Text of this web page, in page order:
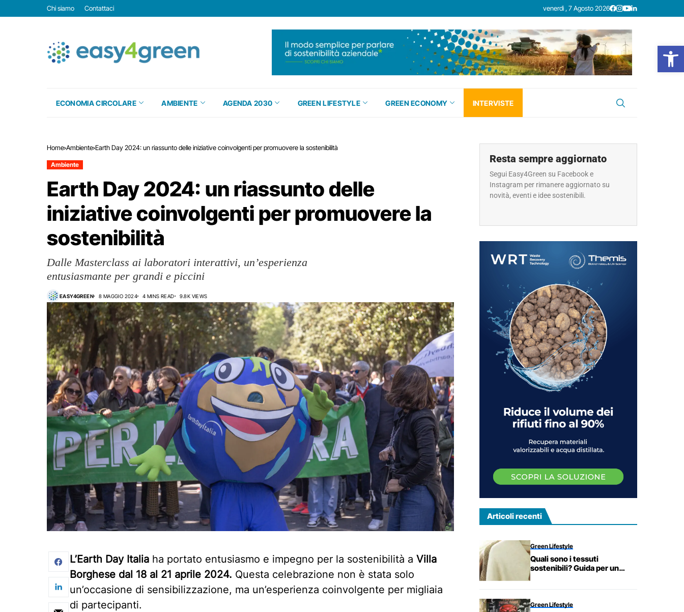
Chi siamo Contattaci venerdì , 7 Agosto 2026
ECONOMIA CIRCOLARE AMBIENTE AGENDA 2030 GREEN LIFESTYLE GREEN ECONOMY INTERVISTE
Home Ambiente Earth Day 2024: un riassunto delle iniziative coinvolgenti per promuovere la sostenibilità
Ambiente
Earth Day 2024: un riassunto delle
iniziative coinvolgenti per promuovere la
sostenibilità
Dalle Masterclass ai laboratori interattivi, un’esperienza
entusiasmante per grandi e piccini
EASY4GREEN 8 MAGGIO 2024 4 MINS READ 9.8K VIEWS
L’Earth Day Italia ha portato entusiasmo e impegno per la sostenibilità a Villa
Borghese dal 18 al 21 aprile 2024. Questa celebrazione non è stata solo
un’occasione di sensibilizzazione, ma un’esperienza coinvolgente per migliaia
di partecipanti.
Resta sempre aggiornato
Segui Easy4Green su Facebook e
Instagram per rimanere aggiornato su
novità, eventi e idee sostenibili.
Articoli recenti
Green Lifestyle
Quali sono i tessuti
sostenibili? Guida per un
Green Lifestyle